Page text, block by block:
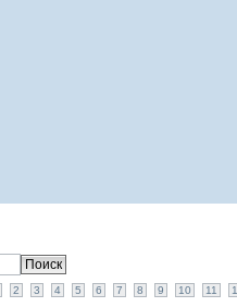
2 3 4 5 6 7 8 9 10 11